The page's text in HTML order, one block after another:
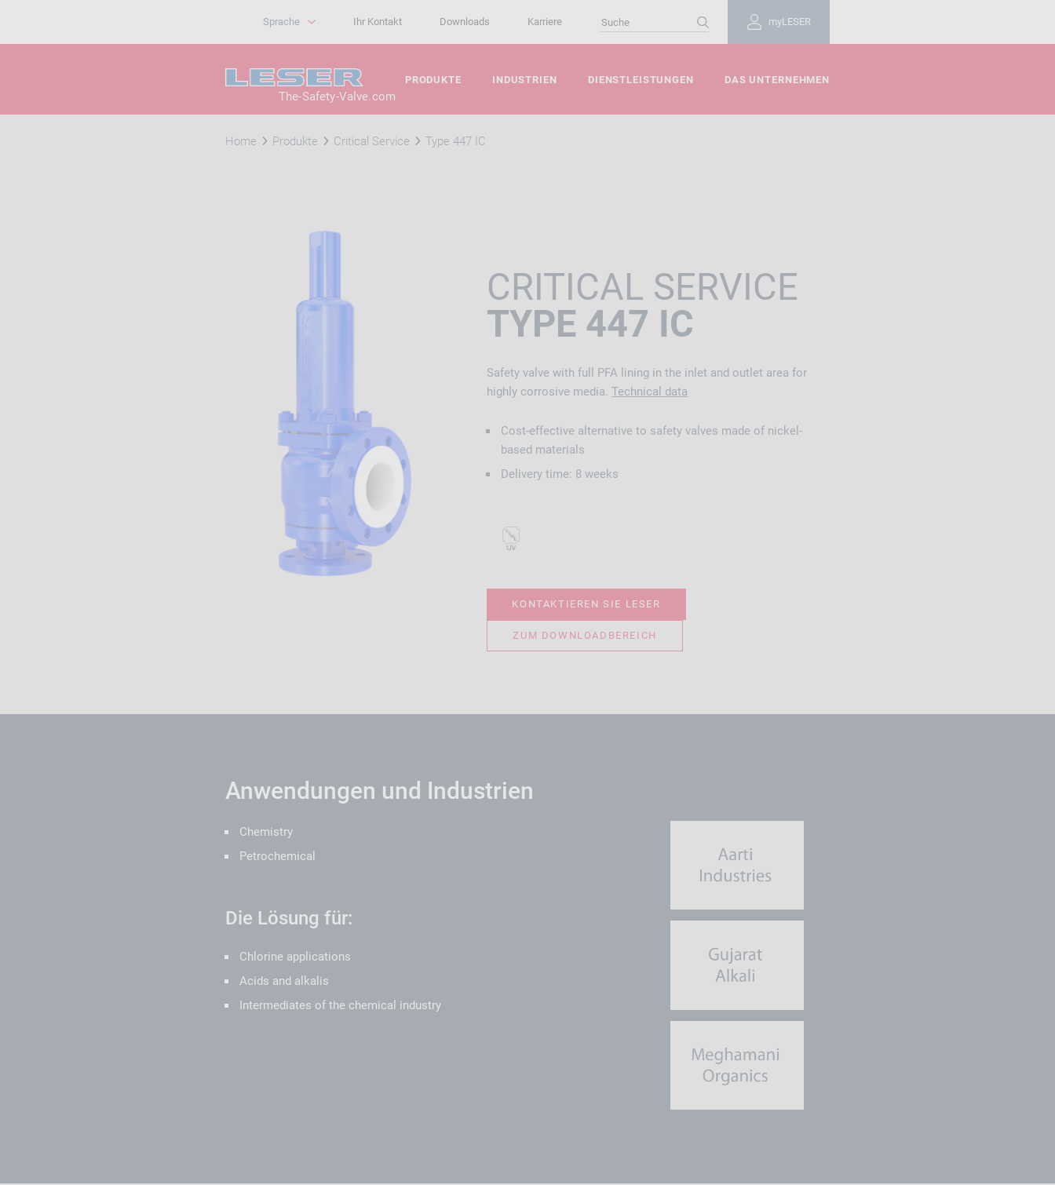
myLESER
Ihr Kontakt Downloads Karriere
Sprache
The-Safety-Valve.com
PRODUKTE INDUSTRIEN DIENSTLEISTUNGEN DAS UNTERNEHMEN
Home Produkte Critical Service Type 447 IC
CRITICAL SERVICE
TYPE 447 IC
Safety valve with full PFA lining in the inlet and outlet area for
highly corrosive media.Technical data
Cost-effective alternative to safety valves made of nickel-
based materials
Delivery time: 8 weeks
KONTAKTIEREN SIE LESER
ZUM DOWNLOADBEREICH
Anwendungen und Industrien
Chemistry
Petrochemical
Die Lösung für:
Chlorine applications
Acids and alkalis
Intermediates of the chemical industry